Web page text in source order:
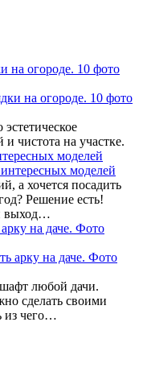
на огороде. 10 фото
чистота на участке.
моделей
а хочется посадить
Решение есть!
выход…
на даче. Фото
любой дачи.
сделать своими
из чего…